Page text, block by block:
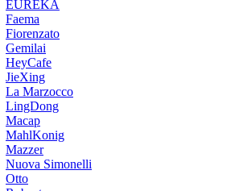
EUREKA
Faema
Fiorenzato
Gemilai
HeyCafe
JieXing
La Marzocco
LingDong
Macap
MahlKonig
Mazzer
Nuova Simonelli
Otto